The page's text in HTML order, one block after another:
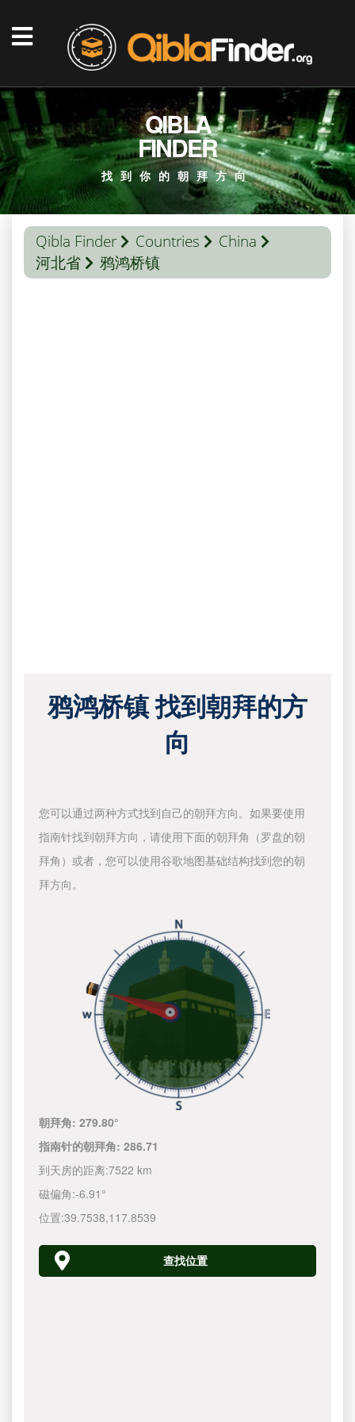
QIBLA
FINDER
找到你的朝拜方向
Qibla Finder Countries
China
河北省
鸦鸿桥镇
鸦鸿桥镇 找到朝拜的方
向
您可以通过两种方式找到自己的朝拜方向。如果要使用
指南针找到朝拜方向，请使用下面的朝拜角（罗盘的朝
拜角）或者，您可以使用谷歌地图基础结构找到您的朝
拜方向。
朝拜角:279.80°
指南针的朝拜角:286.71
到天房的距离:7522 km
磁偏角:-6.91°
位置:39.7538,117.8540
查找位置